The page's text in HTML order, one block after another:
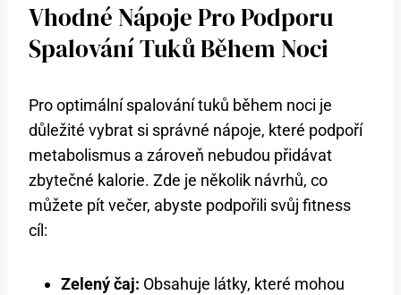
Vhodné Nápoje Pro Podporu
Spalování Tuků Během Noci
Pro optimální spalování tuků během noci je
důležité vybrat si správné nápoje, které podpoří
metabolismus a zároveň nebudou přidávat
zbytečné kalorie. Zde je několik návrhů, co
můžete pít večer, abyste podpořili svůj fitness
cíl:
Zelený čaj: Obsahuje látky, které mohou